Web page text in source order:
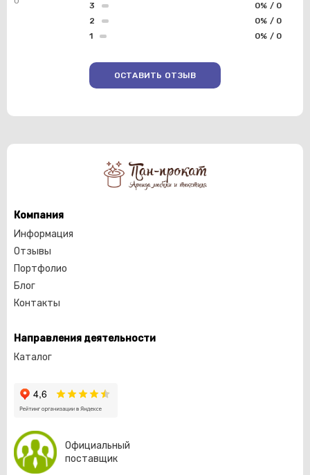
1 0% / 0
2 0% / 0
3 0% / 0
ОСТАВИТЬ ОТЗЫВ
Компания
Информация
Отзывы
Портфолио
Блог
Контакты
Направления деятельности
Каталог
Официальный
поставщик